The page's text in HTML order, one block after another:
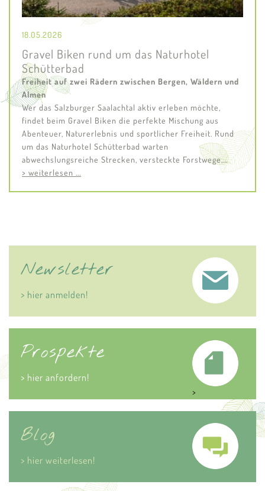
18.05.2026
Gravel Biken rund um das Naturhotel
Schütterbad
Freiheit auf zwei Rädern zwischen Bergen, Wäldern und
Almen
Wer das Salzburger Saalachtal aktiv erleben möchte,
findet beim Gravel Biken die perfekte Mischung aus
Abenteuer, Naturerlebnis und sportlicher Freiheit. Rund
um das Naturhotel Schütterbad warten
abwechslungsreiche Strecken, versteckte Forstwege,…
> weiterlesen ...
Newsletter
> hier anmelden!
Prospekte
> hier anfordern!
>
Blog
> hier weiterlesen!